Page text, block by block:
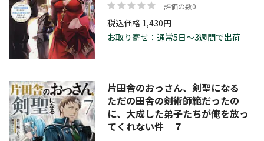
評価の数0
税込価格 1,430円
お取り寄せ：通常5日～3週間で出荷
片田舎のおっさん、剣聖になる
ただの田舎の剣術師範だったの
に、大成した弟子たちが俺を放っ
てくれない件 ７